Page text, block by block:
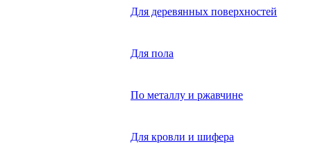
Для деревянных поверхностей
Для пола
По металлу и ржавчине
Для кровли и шифера